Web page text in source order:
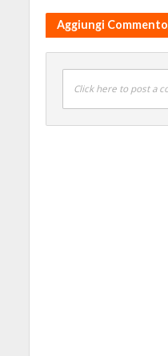
Aggiungi Commento
Click here to post a